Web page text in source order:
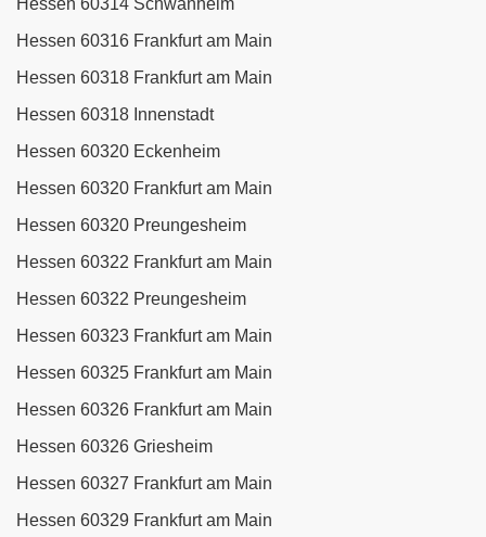
Hessen 60314 Schwanheim
Hessen 60316 Frankfurt am Main
Hessen 60318 Frankfurt am Main
Hessen 60318 Innenstadt
Hessen 60320 Eckenheim
Hessen 60320 Frankfurt am Main
Hessen 60320 Preungesheim
Hessen 60322 Frankfurt am Main
Hessen 60322 Preungesheim
Hessen 60323 Frankfurt am Main
Hessen 60325 Frankfurt am Main
Hessen 60326 Frankfurt am Main
Hessen 60326 Griesheim
Hessen 60327 Frankfurt am Main
Hessen 60329 Frankfurt am Main